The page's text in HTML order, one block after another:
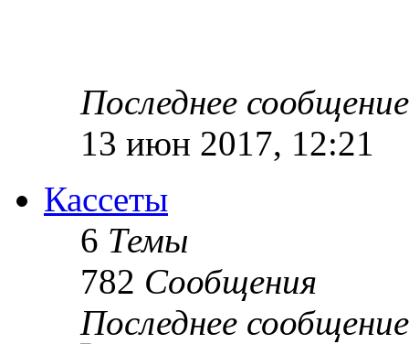
Последнее сообщение
13 июн 2017, 12:21
Кассеты
6 Темы
782 Сообщения
Последнее сообщение